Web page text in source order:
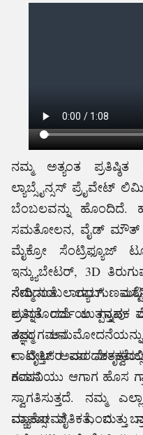
ನಮ್ಮ ಅತ್ಯಂತ
ಲ್ಯಾಬ್ಸೈನ್ಸಸ್ ಪ್ರೈವೇಟ್
ಬೆಂಬಲವನ್ನು ಹೊಂದಿದೆ.
ಸಮತೋಲನ, ವೈಡ್ ಮೌತ್
ಮೈಕ್ರೋ ಸೆಂಟ್ರಿಫ್ಯೂಜ್
ಇನ್ಕ್ಯುಬೇಟರ್, 3D
ಸೇರಿದಂತೆ ಲ್ಯಾಬ್
ಪ್ರತಿಯೊಂದು ಉತ್ಪನ್ನವು
ತಜ್ಞರ
ಪಾಟೀಲ್ ಅವರ
ಕಂಪನಿಯು ಆಗಾಗ ಹೊಸ
ಸ್ವಾಗತಿಸುತ್ತದೆ. ನಮ್ಮ
ವ್ಯಾಪಾರ ನೈತಿಕತೆ, ಮತ್ತು
ನಮ್ಮ ನಂಬಲಾಗದ
ಉನ್ನತ ದರ್ಜೆಯ ಗ್ರಾಹಕ
ನಮ್ಮ ಗಮನ
ವೃತ್ತಿಪರ
ಗಮನ
ಮ್ಯಾಕ್ಸೋಮ್ ಎಂಬ